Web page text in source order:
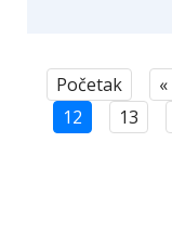
Početak «
12
13